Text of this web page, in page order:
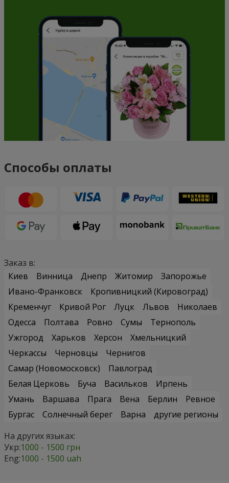
Способы оплаты
Заказ в:
Киев
Винница Днепр Житомир
Запорожье
Ивано-Франковск
Кропивницкий (Кировоград)
Кременчуг
Кривой Рог Луцк Львов
Николаев
Одесса
Полтава Ровно Сумы
Тернополь
Ужгород
Харьков Херсон
Хмельницкий
Черкассы
Черновцы
Чернигов
Самар (Новомосковск)
Павлоград
Белая Церковь
Буча Васильков
Ирпень
Умань
Варшава Прага Вена Берлин
Ревное
Бургас
Солнечный берег Варна
другие регионы
На других языках:
Укр:1000 - 1500 грн
Eng:1000 - 1500 uah